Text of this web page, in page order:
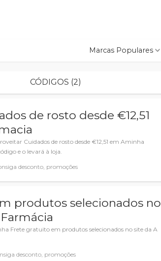
Marcas Populares
CÓDIGOS (2)
de rosto desde €12,51
Cuidados de rosto desde €12,51 em Aminha
e o levará à loja.
desconto, promoções
produtos selecionados no
Frete gratuito em produtos selecionados no site da A
desconto, promoções